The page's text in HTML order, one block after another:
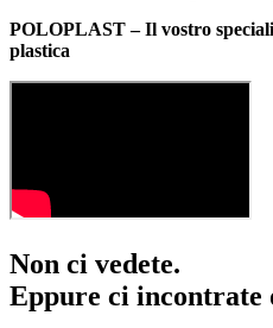
POLOPLAST – Il vostro
plastica
Non ci vedete.
Eppure ci incontrate